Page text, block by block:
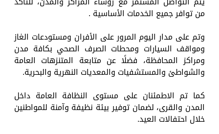
من توافر جميع الخدمات الأساسية .
وتم على مدار اليوم المرور على الأفران ومستودعات الغاز
ومواقف السيارات ومحطات الصرف الصحي بكافة مدن
ومراكز المحافظة، فضلًا عن متابعة المتنزهات العامة
والشواطئ والمستشفيات والمعديات النهرية والبحرية.
كما تم الاطمئنان على مستوى النظافة العامة داخل
المدن والقرى، لضمان توفير بيئة نظيفة وآمنة للمواطنين
خلال احتفالات العيد.